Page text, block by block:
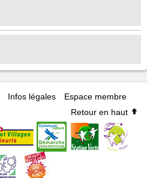
Infos légales
Espace membre
Retour en haut